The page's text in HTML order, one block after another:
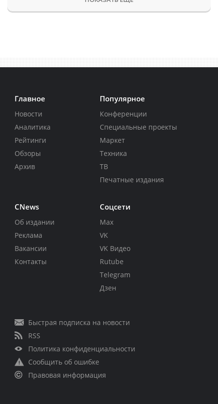
Главное
Новости
Аналитика
Рейтинги
Обзоры
Архив
Популярное
Конференции
Специальные проекты
Маркет
Техника
ТВ
Печатные издания
CNews
Об издании
Реклама
Вакансии
Контакты
Соцсети
Max
VK
VK Видео
Rutube
Telegram
Дзен
Быстрая подписка на новости
RSS
Политика конфиденциальности
Сообщить об ошибке
Правовая информация